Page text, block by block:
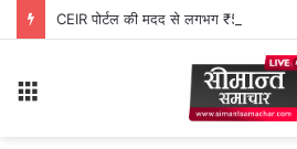
CEIR पोर्टल की मदद से लगभग ₹5 लाख मूल्य